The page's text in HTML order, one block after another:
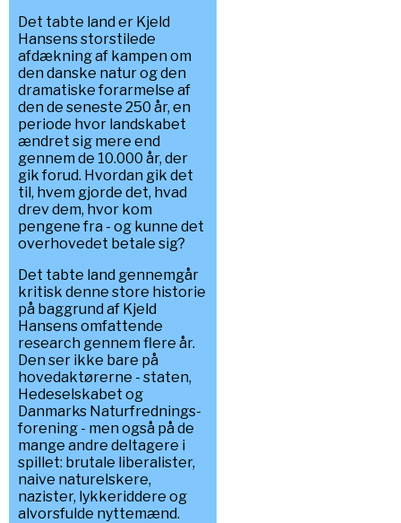
Det tabte land er Kjeld
Hansens storstilede
afdækning af kampen om
den danske natur og den
dramatiske forarmelse af
den de seneste 250 år, en
periode hvor landskabet
ændret sig mere end
gennem de 10.000 år, der
gik forud. Hvordan gik det
til, hvem gjorde det, hvad
drev dem, hvor kom
pengene fra - og kunne det
overhovedet betale sig?
Det tabte land gennemgår
kritisk denne store historie
på baggrund af Kjeld
Hansens omfattende
research gennem flere år.
Den ser ikke bare på
hovedaktørerne - staten,
Hedeselskabet og
Danmarks Naturfrednings-
forening - men også på de
mange andre deltagere i
spillet: brutale liberalister,
naive naturelskere,
nazister, lykkeriddere og
alvorsfulde nyttemænd.